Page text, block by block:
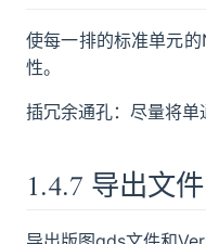
使每一排的标准单元
性。
插冗余通孔：尽量将单
1.4.7 导出文件